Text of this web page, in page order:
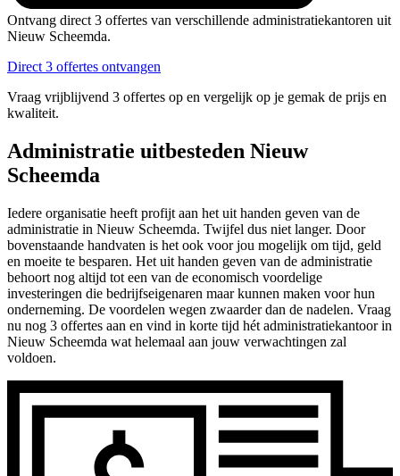
Ontvang direct 3 offertes van verschillende administratiekantoren uit
Nieuw Scheemda.
Direct 3 offertes ontvangen
Vraag vrijblijvend 3 offertes op en vergelijk op je gemak de prijs en
kwaliteit.
Administratie uitbesteden Nieuw
Scheemda
Iedere organisatie heeft profijt aan het uit handen geven van de
administratie in Nieuw Scheemda. Twijfel dus niet langer. Door
bovenstaande handvaten is het ook voor jou mogelijk om tijd, geld
en moeite te besparen. Het uit handen geven van de administratie
behoort nog altijd tot een van de economisch voordelige
investeringen die bedrijfseigenaren maar kunnen maken voor hun
onderneming. De voordelen wegen zwaarder dan de nadelen. Vraag
nu nog 3 offertes aan en vind in korte tijd hét administratiekantoor in
Nieuw Scheemda wat helemaal aan jouw verwachtingen zal
voldoen.